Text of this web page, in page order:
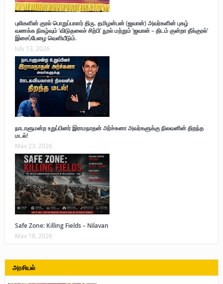
புலிகளின் குரல் பொறுப்பாளர் திரு. தமிழன்பன் (ஜவான்) அவர்களின் புகழ்
வணக்க நிகழ்வும் ‘விடுதலைச் சிற்பி’ நூல் மற்றும் ‘ஜவான் – திடம் குன்றா தீக்குரல்’
இசைப்பேழை வெளியீடும்.
July 13, 2026
நாடாளுமன்ற உறுப்பினர் இராமநாதன் அர்ச்சுனா அவர்களுக்கு நிலவனின் திறந்த
மடல்!
May 23, 2026
Safe Zone: Killing Fields – Nilavan
May 18, 2026
அரசியல்